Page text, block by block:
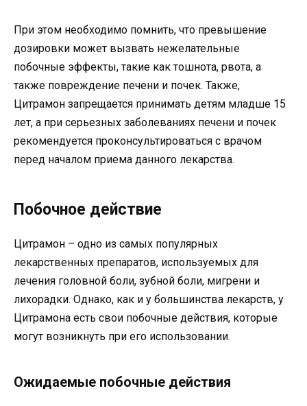
При этом необходимо помнить, что превышение
дозировки может вызвать нежелательные
побочные эффекты, такие как тошнота, рвота, а
также повреждение печени и почек. Также,
Цитрамон запрещается принимать детям младше 15
лет, а при серьезных заболеваниях печени и почек
рекомендуется проконсультироваться с врачом
перед началом приема данного лекарства.
Побочное действие
Цитрамон – одно из самых популярных
лекарственных препаратов, используемых для
лечения головной боли, зубной боли, мигрени и
лихорадки. Однако, как и у большинства лекарств, у
Цитрамона есть свои побочные действия, которые
могут возникнуть при его использовании.
Ожидаемые побочные действия